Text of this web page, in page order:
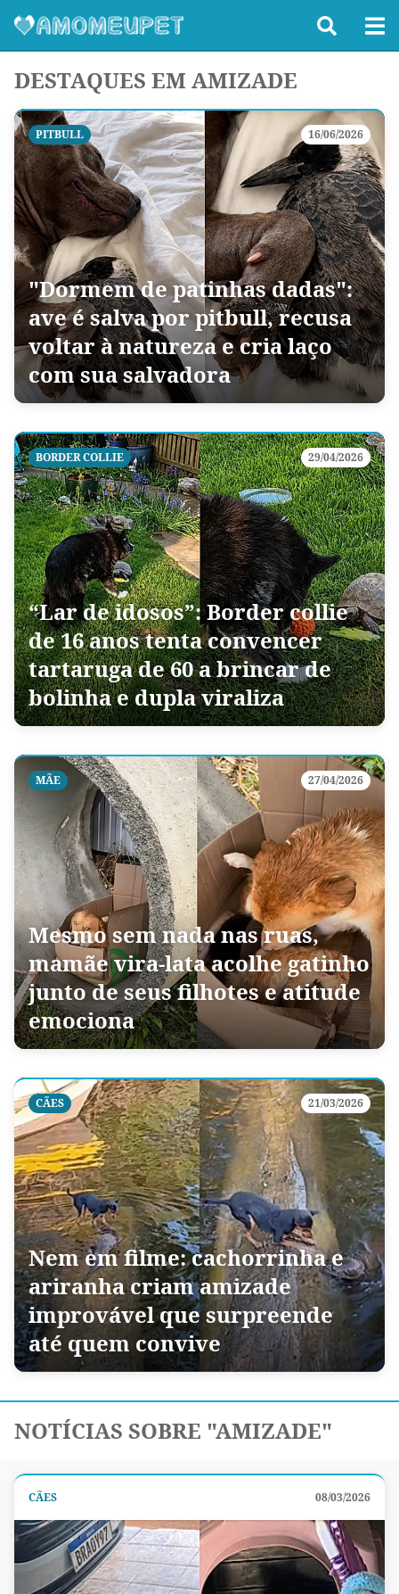
DESTAQUES EM AMIZADE
PITBULL 16/06/2026
"Dormem de patinhas dadas":
ave é salva por pitbull, recusa
voltar à natureza e cria laço
com sua salvadora
BORDER COLLIE 29/04/2026
“Lar de idosos”: Border collie
de 16 anos tenta convencer
tartaruga de 60 a brincar de
bolinha e dupla viraliza
MÃE 27/04/2026
Mesmo sem nada nas ruas,
mamãe vira-lata acolhe gatinho
junto de seus filhotes e atitude
emociona
CÃES 21/03/2026
Nem em filme: cachorrinha e
ariranha criam amizade
improvável que surpreende
até quem convive
NOTÍCIAS SOBRE "AMIZADE"
CÃES 08/03/2026